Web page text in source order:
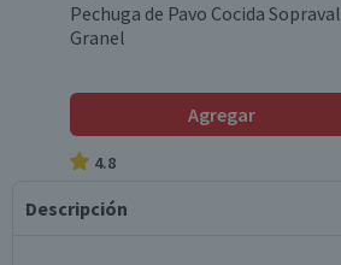
Pechuga de Pavo Cocida Sopraval
Granel
Agregar
4.8
Descripción